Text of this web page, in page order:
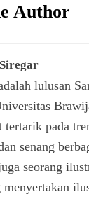
Author
lulusan
tertarik pada
senang
seorang
menyertakan